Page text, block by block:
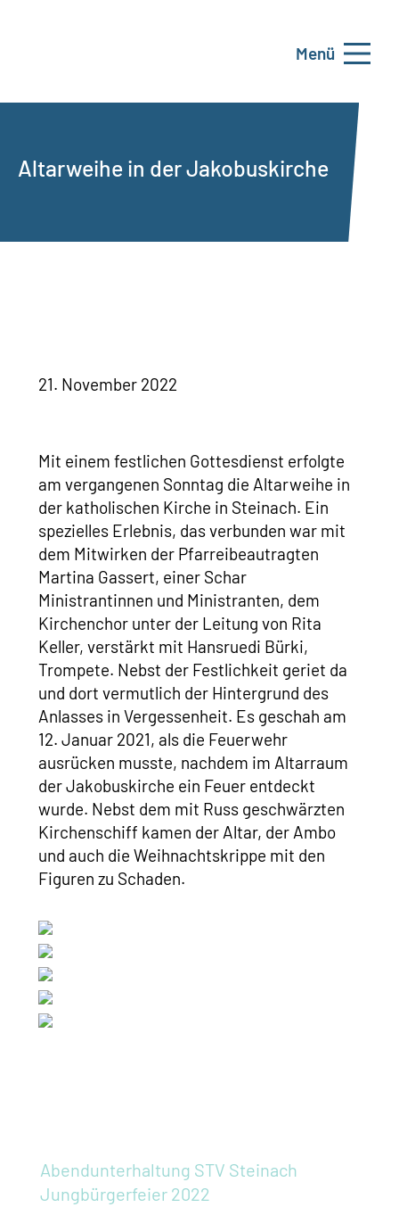
Menü
Altarweihe in der Jakobuskirche
21. November 2022
Mit einem festlichen Gottesdienst erfolgte
am vergangenen Sonntag die Altarweihe in
der katholischen Kirche in Steinach. Ein
spezielles Erlebnis, das verbunden war mit
dem Mitwirken der Pfarreibeautragten
Martina Gassert, einer Schar
Ministrantinnen und Ministranten, dem
Kirchenchor unter der Leitung von Rita
Keller, verstärkt mit Hansruedi Bürki,
Trompete. Nebst der Festlichkeit geriet da
und dort vermutlich der Hintergrund des
Anlasses in Vergessenheit. Es geschah am
12. Januar 2021, als die Feuerwehr
ausrücken musste, nachdem im Altarraum
der Jakobuskirche ein Feuer entdeckt
wurde. Nebst dem mit Russ geschwärzten
Kirchenschiff kamen der Altar, der Ambo
und auch die Weihnachtskrippe mit den
Figuren zu Schaden.
Abendunterhaltung STV Steinach
Jungbürgerfeier 2022